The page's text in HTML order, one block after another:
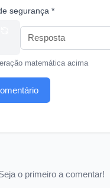
segurança *
matemática acima
o primeiro a comentar!